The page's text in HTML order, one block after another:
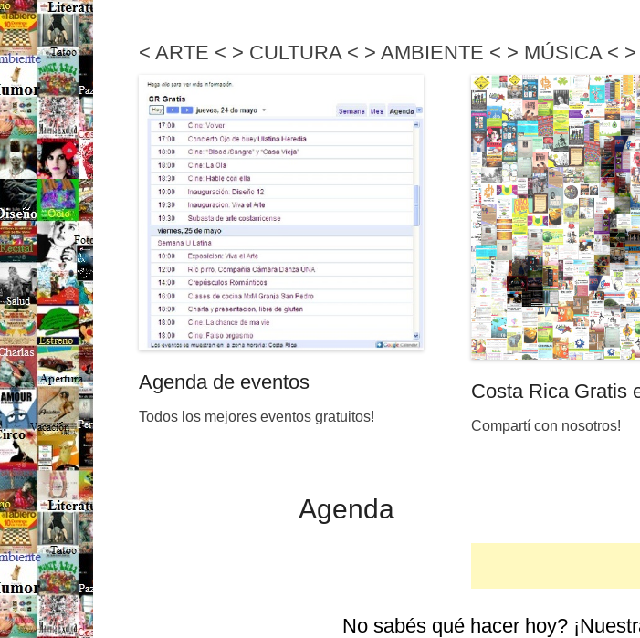
< ARTE < > CULTURA < > AMBIENTE < > MÚSICA <
Agenda de eventos
Todos los mejores eventos gratuitos!
Costa Rica Gratis
Compartí con nosotros!
Agenda
No sabés qué hacer hoy?